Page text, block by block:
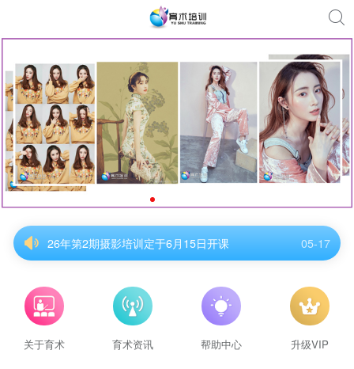
26年第2期摄影培训定于6月15日开课
26年第2期摄影培训定于6月15日开课
05-17
26年第2期摄影培训定于6月15日开课
05-17
26年第2期摄影培训定于6月15日开课
05-17
关于育术 育术资讯 帮助中心 升级VIP